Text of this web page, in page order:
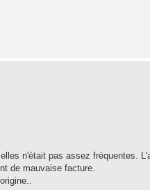
n'était pas assez fréquentes.
de mauvaise facture.